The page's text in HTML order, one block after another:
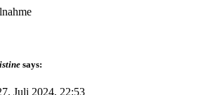
says:
Juli 2024, 22:53